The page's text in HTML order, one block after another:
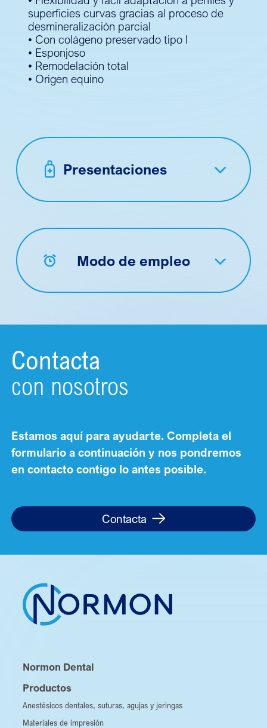
superficies curvas gracias al proceso de
desmineralización parcial
• Con colágeno preservado tipo I
• Esponjoso
• Remodelación total
• Origen equino
Presentaciones
Modo de empleo
Contacta
con nosotros
Estamos aquí para ayudarte. Completa el
formulario a continuación y nos pondremos
en contacto contigo lo antes posible.
Contacta
Normon Dental
Productos
Anestésicos dentales, suturas, agujas y jeringas
Materiales de impresión